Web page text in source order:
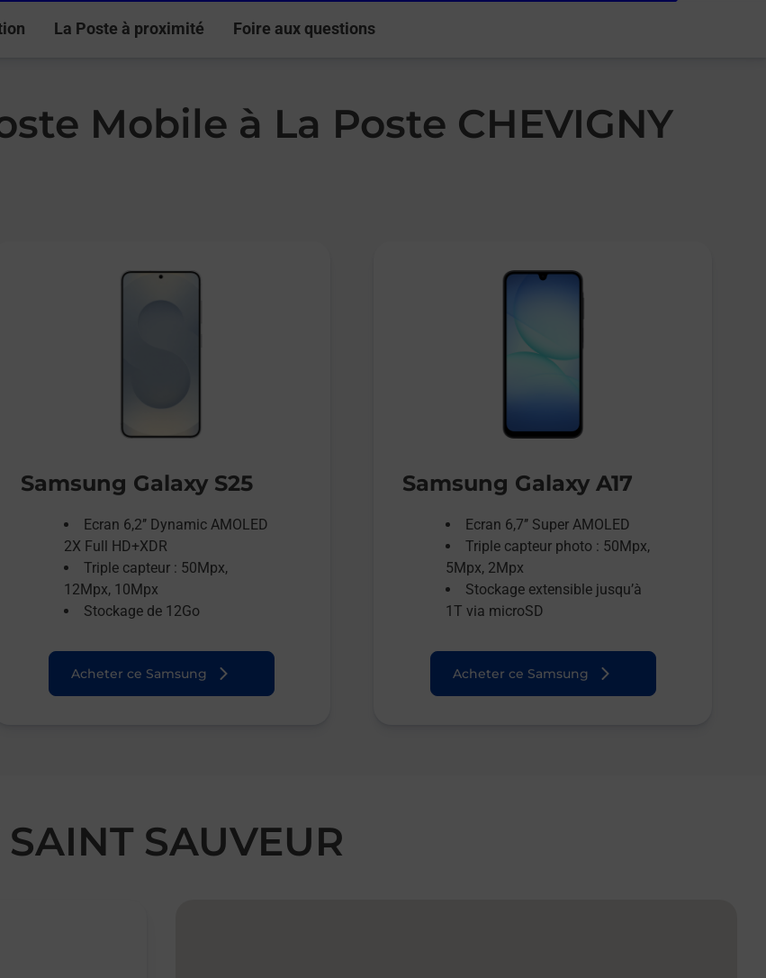
La Poste à proximité Foire aux questions
Mobile à La Poste CHEVIGNY
Samsung Galaxy S25
Ecran 6,2’’ Dynamic AMOLED
2X Full HD+XDR
Triple capteur : 50Mpx,
12Mpx, 10Mpx
Stockage de 12Go
Acheter ce Samsung
Samsung Galaxy A17
Ecran 6,7’’ Super AMOLED
Triple capteur photo : 50Mpx,
5Mpx, 2Mpx
Stockage extensible jusqu’à
1T via microSD
Acheter ce Samsung
SAUVEUR